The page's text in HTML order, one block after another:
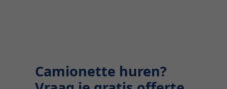
Camionette huren?